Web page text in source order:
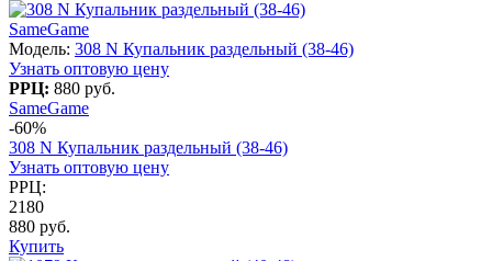
SameGame
Модель: 308 N Купальник раздельный (38-46)
Узнать оптовую цену
РРЦ: 880 руб.
SameGame
-60%
308 N Купальник раздельный (38-46)
Узнать оптовую цену
РРЦ:
2180
880 руб.
Купить